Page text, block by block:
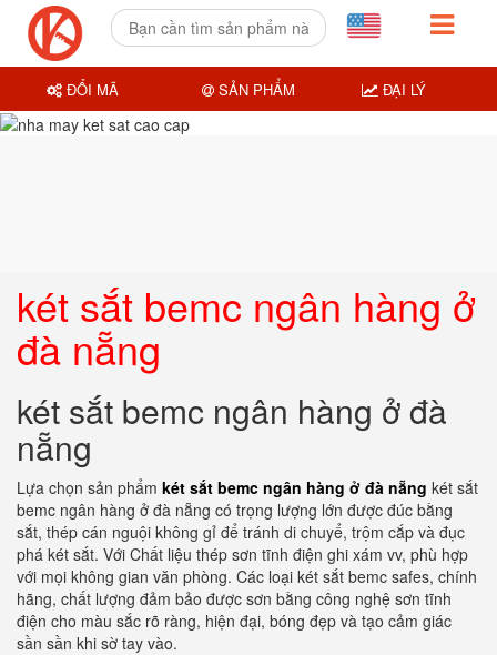
két sắt bemc ngân hàng ở
đà nẵng
két sắt bemc ngân hàng ở đà
nẵng
Lựa chọn sản phẩm két sắt bemc ngân hàng ở đà nẵng két sắt
bemc ngân hàng ở đà nẵng có trọng lượng lớn được đúc bằng
sắt, thép cán nguội không gỉ để tránh di chuyể, trộm cắp và đục
phá két sắt. Với Chất liệu thép sơn tĩnh điện ghi xám vv, phù hợp
với mọi không gian văn phòng. Các loại két sắt bemc safes, chính
hãng, chất lượng đảm bảo được sơn bằng công nghệ sơn tĩnh
điện cho màu sắc rõ ràng, hiện đại, bóng đẹp và tạo cảm giác
sần sần khi sờ tay vào.
ĐỔI MÃ SẢN PHẨM ĐẠI LÝ